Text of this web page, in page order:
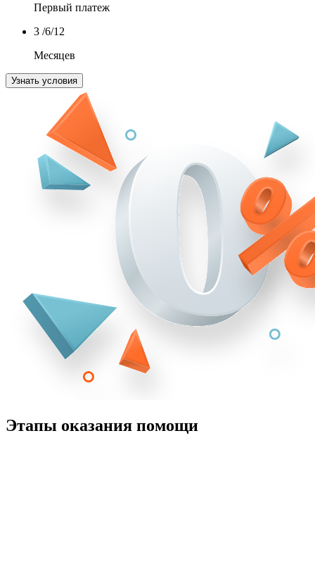
Первый платеж
3 /6/12
Месяцев
Узнать условия
Этапы оказания помощи